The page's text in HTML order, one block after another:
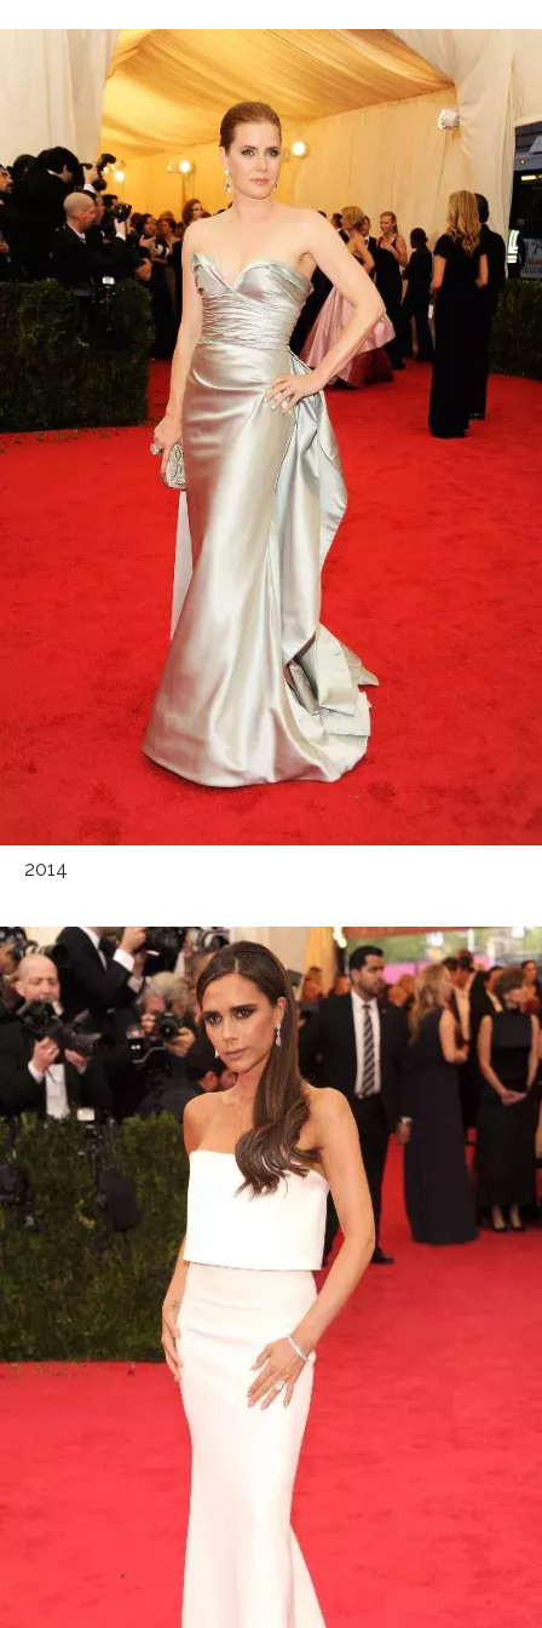
NEWSLETTER
ODESLAT
Přihlášením k newsletteru souhlasíte s
Obchodními
podmínkami společnosti BurdaMedia Extra s.r.o.
potvrzujete, že jste se seznámili se
Zásadami
ochrany soukromí
- BurdaMedia Extra s.r.o. bude s
Vašimi údaji pracovat zejména k organizaci a
vyhodnocení akce a zasílání novinek.
Chcete navíc dostávat i další zajímavé a exkluzivní
informace od našich partnerů? Pokud souhlasíte se
zpracováním údajů k tomuto účelu podle
soukromí BurdaMedia Extra s.r.o.
2014